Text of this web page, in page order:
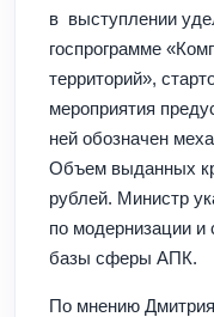
в выступлении
госпрограмме
территорий»,
мероприятия
ней обозначен
Объем выданных
рублей. Министр
по модернизации и
базы сферы АПК.
По мнению